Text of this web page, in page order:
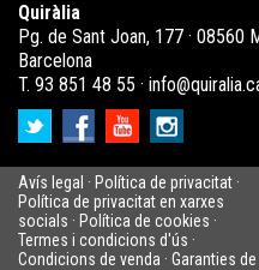
Quiràlia
Pg. de Sant Joan, 177 · 08560
Barcelona
T. 93 851 48 55 ·
Avís legal · Política de privacitat ·
Política de privacitat en xarxes
socials · Política de cookies ·
Termes i condicions d'ús ·
Condicions de venda · Garanties de